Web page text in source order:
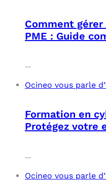
Comment
PME : Guide
...
Ocineo vous parle
Formation en
Protégez votre
...
Ocineo vous parle